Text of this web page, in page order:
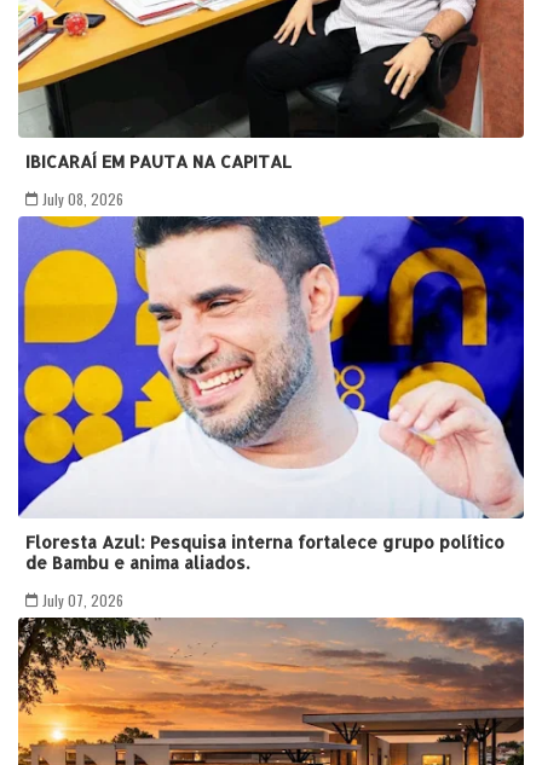
IBICARAÍ EM PAUTA NA CAPITAL
July 08, 2026
Floresta Azul: Pesquisa interna fortalece grupo político
de Bambu e anima aliados.
July 07, 2026